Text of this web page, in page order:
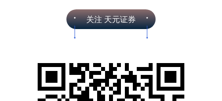
关注 天元证券